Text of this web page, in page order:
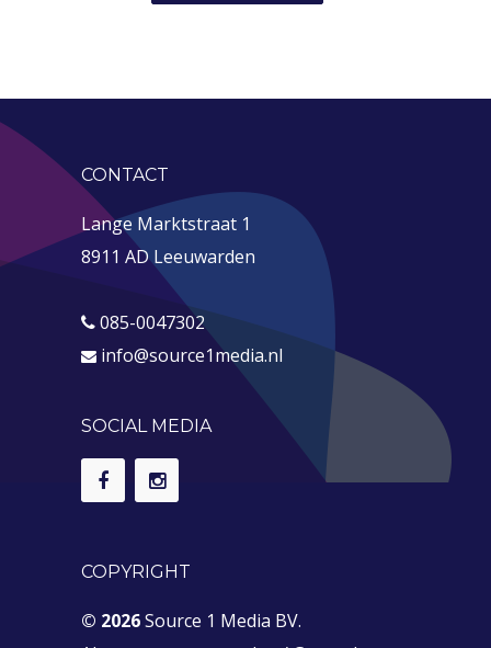
CONTACT
Lange Marktstraat 1
8911 AD Leeuwarden
085-0047302
info@source1media.nl
SOCIAL MEDIA
COPYRIGHT
© 2026Source 1 Media BV.